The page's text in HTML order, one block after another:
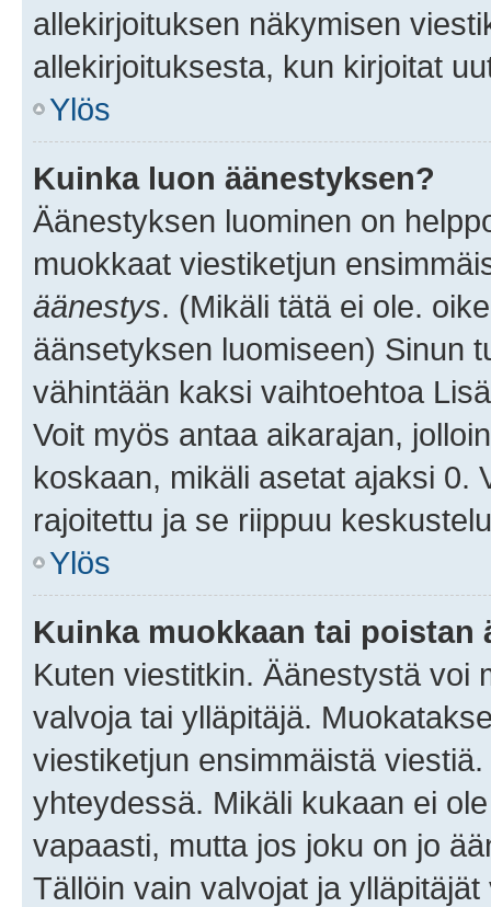
allekirjoituksen näkymisen
allekirjoituksesta, kun kirjoitat
Ylös
Kuinka luon äänestyksen?
Äänestyksen luominen on
muokkaat viestiketjun
äänestys. (Mikäli tätä ei ole.
äänsetyksen luomiseen) Sinun
vähintään kaksi vaihtoehtoa
Voit myös antaa aikarajan,
koskaan, mikäli asetat ajaksi 0.
rajoitettu ja se riippuu
Ylös
Kuinka muokkaan tai poistan
Kuten viestitkin. Äänestystä voi
valvoja tai ylläpitäjä.
viestiketjun ensimmäistä
yhteydessä. Mikäli kukaan ei
vapaasti, mutta jos joku on jo
Tällöin vain valvojat ja